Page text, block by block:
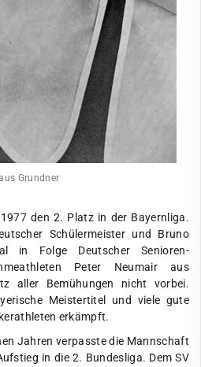
Grundner
den 2. Platz in der Bayernliga.
Schülermeister und Bruno
in Folge Deutscher Senioren-
Peter Neumair aus
aller Bemühungen nicht vorbei.
Meistertitel und viele gute
erkämpft.
Jahren verpasste die Mannschaft
in die 2. Bundesliga. Dem SV